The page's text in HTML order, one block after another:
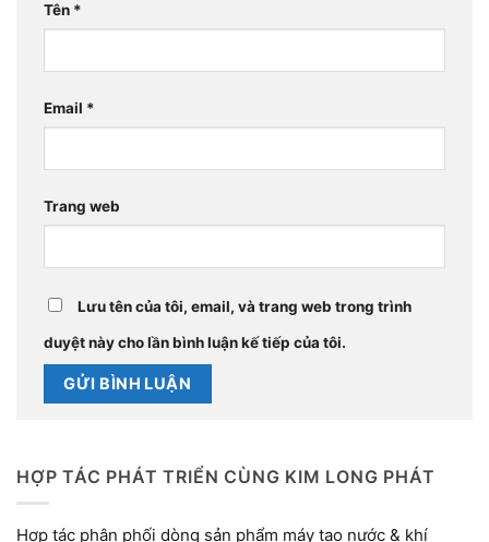
Tên *
Email *
Trang web
Lưu tên của tôi, email, và trang web trong trình
duyệt này cho lần bình luận kế tiếp của tôi.
HỢP TÁC PHÁT TRIỂN CÙNG KIM LONG PHÁT
Hợp tác phân phối dòng sản phẩm máy tạo nước & khí